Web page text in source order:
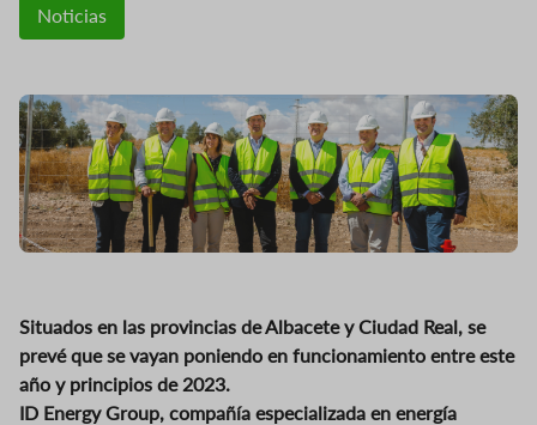
Noticias
Situados en las provincias de Albacete y Ciudad Real, se
prevé que se vayan poniendo en funcionamiento entre este
año y principios de 2023.
ID Energy Group, compañía especializada en energía